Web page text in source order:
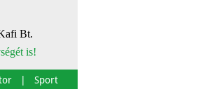
Bt.
is!
Sport